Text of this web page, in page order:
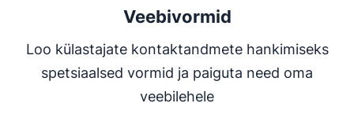
Veebivormid
Loo külastajate kontaktandmete hankimiseks
spetsiaalsed vormid ja paiguta need oma
veebilehele